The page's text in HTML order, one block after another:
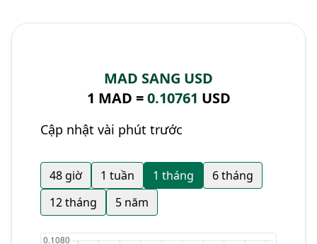
MAD SANG USD
1 MAD =0.10761 USD
Cập nhật vài phút trước
48 giờ 1 tuần 1 tháng
6 tháng
12 tháng
5 năm